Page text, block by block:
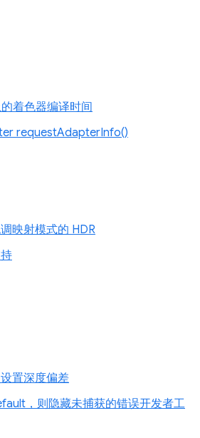
着色器编译时间
requestAdapterInfo()
映射模式的 HDR
置深度偏差
，则隐藏未捕获的错误开发者工